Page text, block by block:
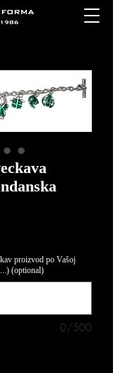
proizvod po Vašoj
(optional)
0/500